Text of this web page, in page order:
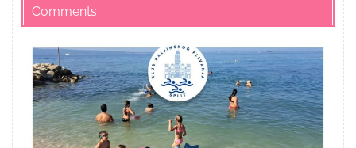
Comments